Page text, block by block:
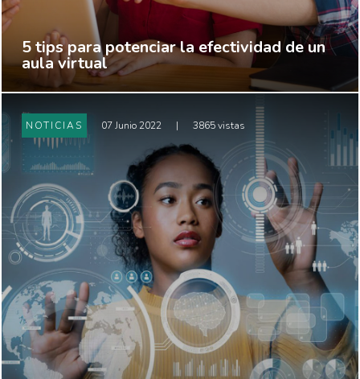
5 tips para potenciar la efectividad de un
aula virtual
NOTICIAS 07 Junio 2022 | 3865 vistas